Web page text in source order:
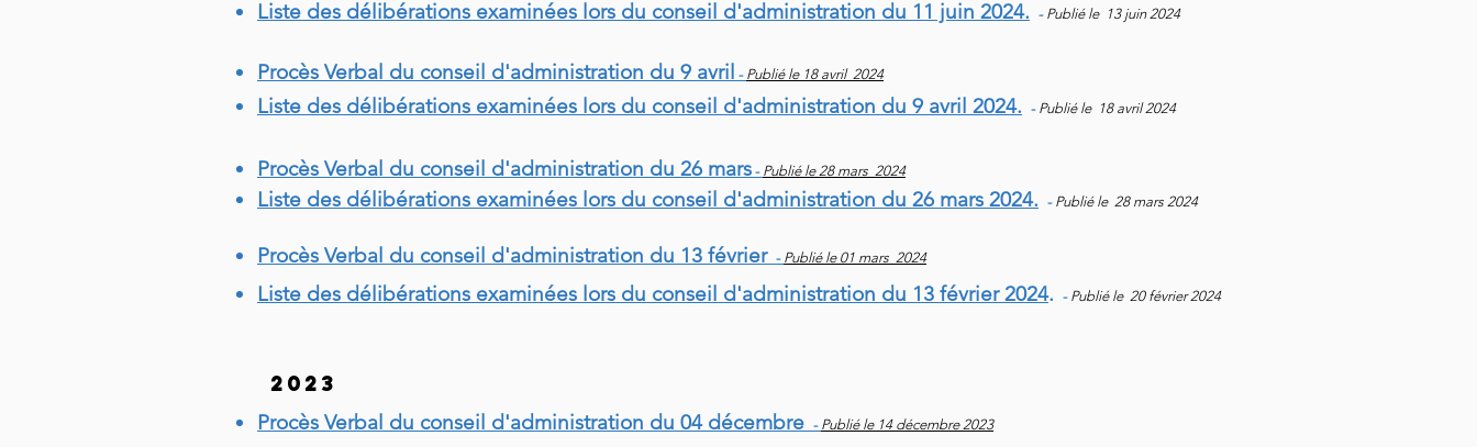
Liste des délibérations examinées lors du conseil d'administration du 11 juin 2024. - Publié le 13 juin 2024
Procès Verbal du conseil d'administration du 9 avril - Publié le 18 avril 2024
Liste des délibérations examinées lors du conseil d'administration du 9 avril 2024. - Publié le 18 avril 2024
Procès Verbal du conseil d'administration du 26 mars - Publié le 28 mars 2024
Liste des délibérations examinées lors du conseil d'administration du 26 mars 2024. - Publié le 28 mars 2024
Procès Verbal du conseil d'administration du 13 février - Publié le 01 mars 2024
Liste des délibérations examinées lors du conseil d'administration du 13 février 2024. - Publié le 20 février 2024
2023
Procès Verbal du conseil d'administration du 04 décembre - Publié le 14 décembre 2023